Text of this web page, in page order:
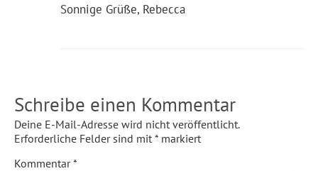
Sonnige Grüße, Rebecca
Schreibe einen Kommentar
Deine E-Mail-Adresse wird nicht veröffentlicht.
Erforderliche Felder sind mit * markiert
Kommentar*